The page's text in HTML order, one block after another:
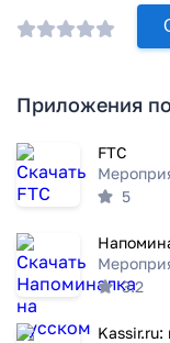
Приложения
FTC
5
3.2